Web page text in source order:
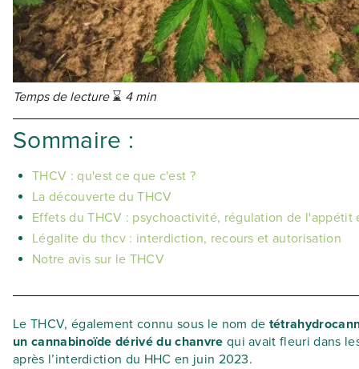
Temps de lecture ⌛ 4 min
Sommaire :
THCV : qu'est ce que c'est ?
La découverte du THCV
Effets du THCV : psychoactivité, régulation de l'appétit
Légalite du thcv : interdiction, recours et autorisation
Notre avis sur le THCV
Le THCV, également connu sous le nom de
un cannabinoïde dérivé du chanvre qui avait fleuri dans
après l’interdiction du HHC en juin 2023.